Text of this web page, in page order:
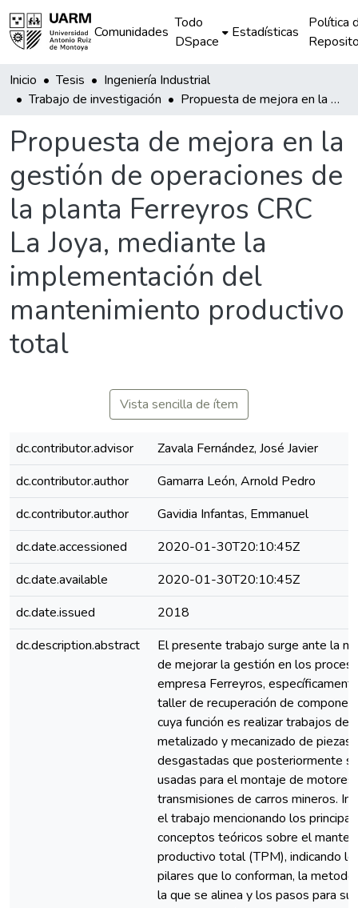
Comunidades
Todo
DSpace
Estadísticas
Política
Inicio Tesis
Ingeniería Industrial
Trabajo de investigación
Propuesta de mejora en la gestión de operaciones de la planta Ferreyros CRC La Joya, mediante la implementación del mantenimiento productivo total
Propuesta de mejora en la
gestión de operaciones de
la planta Ferreyros CRC
La Joya, mediante la
implementación del
mantenimiento productivo
total
Vista sencilla de ítem
dc.contributor.advisor
Zavala Fernández, José Javier
dc.contributor.author
Gamarra León, Arnold Pedro
dc.contributor.author
Gavidia Infantas, Emmanuel
dc.date.accessioned
2020-01-30T20:10:45Z
dc.date.available
2020-01-30T20:10:45Z
dc.date.issued
2018
dc.description.abstract
El presente trabajo surge ante la
de mejorar la gestión en los
empresa Ferreyros,
taller de recuperación de
cuya función es realizar trabajos de
metalizado y mecanizado de piezas
desgastadas que posteriormente
usadas para el montaje de motores
transmisiones de carros mineros.
el trabajo mencionando los
conceptos teóricos sobre el
productivo total (TPM), indicando
pilares que lo conforman, la
la que se alinea y los pasos para su